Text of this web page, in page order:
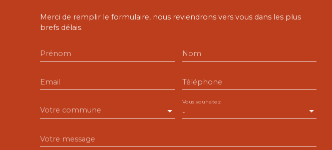
Merci de remplir le formulaire, nous reviendrons vers vous dans les plus
brefs délais.
Prénom Nom
Email Téléphone
Votre commune -
Vous souhaitez
Votre message